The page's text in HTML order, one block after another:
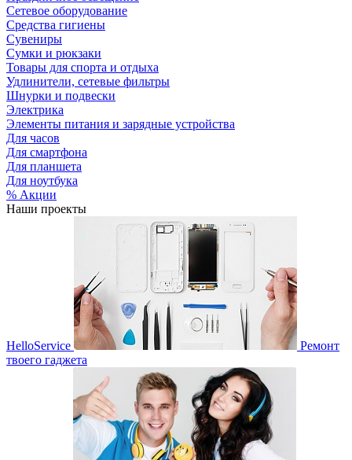
Сетевое оборудование
Средства гигиены
Сувениры
Сумки и рюкзаки
Товары для спорта и отдыха
Удлинители, сетевые фильтры
Шнурки и подвески
Электрика
Элементы питания и зарядные устройства
Для часов
Для смартфона
Для планшета
Для ноутбука
% Акции
Наши проекты
HelloService
Ремонт
твоего гаджета